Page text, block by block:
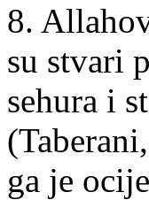
8.
su stvari
sehura i
ga je